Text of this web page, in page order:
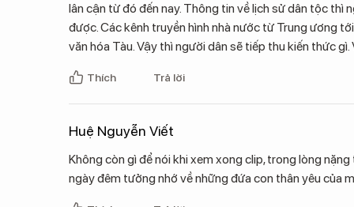
lân cận từ đó đến nay. Thông tin về lịch sử dân tộc thì
được. Các kênh truyền hình nhà nước từ Trung ương
văn hóa Tàu. Vậy thì người dân sẽ tiếp thu kiến thức gì.
Thích Trả lời
Huệ Nguyễn Viết
Không còn gì để nói khi xem xong clip, trong lòng
ngày đêm tưởng nhớ về những đứa con thân yêu của